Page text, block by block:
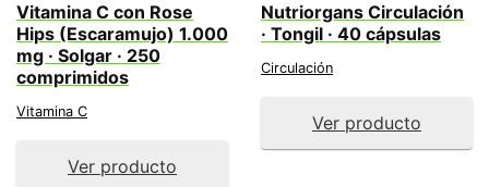
Vitamina C con Rose
Hips (Escaramujo) 1.000
mg · Solgar · 250
comprimidos
Vitamina C
Ver producto
Nutriorgans Circulación
· Tongil · 40 cápsulas
Circulación
Ver producto